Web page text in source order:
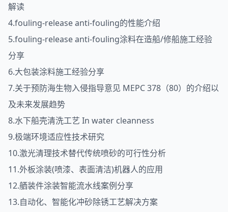
解读
4.fouling-release anti-fouling的性能介绍
5.fouling-release anti-fouling涂料在造船/修船施工经验
分享
6.大包装涂料施工经验分享
7.关于预防海生物入侵指导意见 MEPC 378（80）的介绍以
及未来发展趋势
8.水下船壳清洗工艺 In water cleanness
9.极端环境适应性技术研究
10.激光清理技术替代传统喷砂的可行性分析
11.外板涂装(喷漆、表面清洁)机器人的应用
12.舾装件涂装智能流水线案例分享
13.自动化、智能化冲砂除锈工艺解决方案